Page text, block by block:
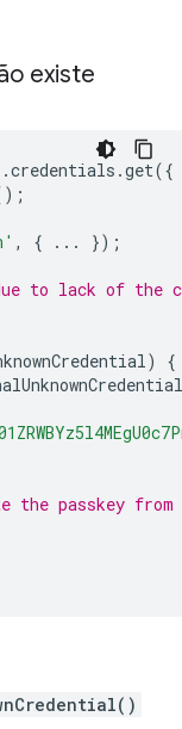
existe
.credentials .get({
, { ... });
to lack of the
)
{
passkey from